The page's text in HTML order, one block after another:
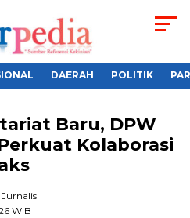
DAERAH POLITIK
Baru, DPW
Kolaborasi
WIB